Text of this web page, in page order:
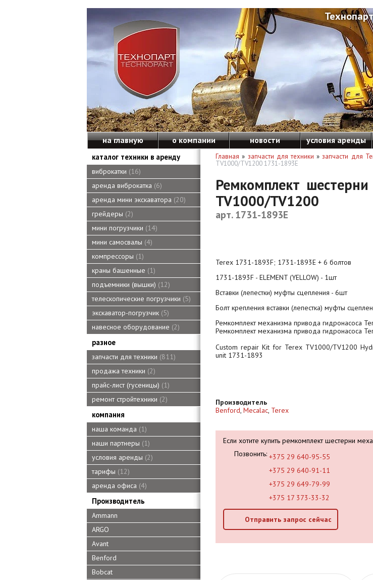
на главную о компании новости условия аренды
каталог техники в аренду
виброкатки
16
аренда виброкатка 6
аренда мини экскаватора 20
грейдеры 2
мини погрузчики
14
мини самосвалы 4
компрессоры
1
краны башенные
1
подъемники (вышки)
12
телескопические погрузчики 5
экскаватор-погрузчик 5
навесное оборудование 2
разное
запчасти для техники 811
продажа техники 2
прайс-лист (гусеницы)
1
ремонт стройтехники 2
компания
наша команда
1
наши партнеры
1
условия аренды 2
тарифы
12
аренда офиса 4
Производитель
Ammann
ARGO
Avant
Benford
Bobcat
Главная » запчасти для техники » запчасти для
TV1000/TV1200 1731-1893E
Ремкомплект
TV1000/TV1200
арт. 1731-1893E
Terex 1731-1893F; 1731-1893E + 6 болтов
1731-1893F - ELEMENT (YELLOW) - 1шт
Вставки (лепестки) муфты сцепления - 6шт
Болт крепления вставки (лепестка) муфты
Ремкомплект механизма привода гидронасоса
Ремкомплект механизма привода гидронасоса
Custom repair Kit for Terex TV1000/TV1200
unit 1731-1893
Производитель
Benford, Mecalac, Terex
Если хотите купить ремкомплект шестерни
Позвонить: +375 29 640-95-55
+375 29 640-91-11
+375 29 649-79-99
+375 17 373-33-32
Отправить запрос сейчас